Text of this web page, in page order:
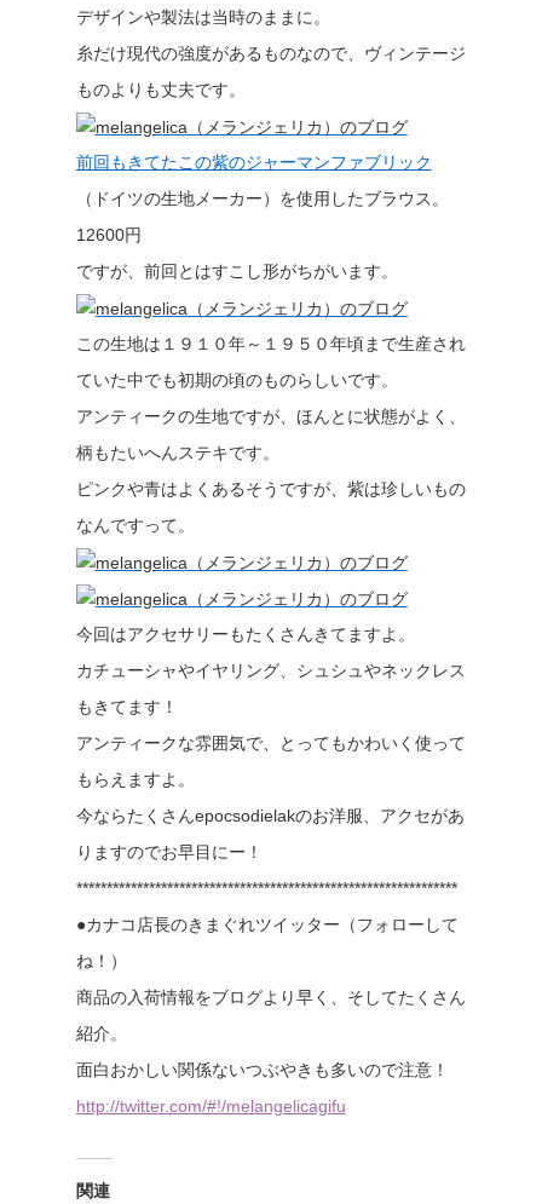
デザインや製法は当時のままに。
糸だけ現代の強度があるものなので、ヴィンテージ
ものよりも丈夫です。
前回もきてたこの紫のジャーマンファブリック
（ドイツの生地メーカー）を使用したブラウス。
12600円
ですが、前回とはすこし形がちがいます。
この生地は１９１０年～１９５０年頃まで生産され
ていた中でも初期の頃のものらしいです。
アンティークの生地ですが、ほんとに状態がよく、
柄もたいへんステキです。
ピンクや青はよくあるそうですが、紫は珍しいもの
なんですって。
今回はアクセサリーもたくさんきてますよ。
カチューシャやイヤリング、シュシュやネックレス
もきてます！
アンティークな雰囲気で、とってもかわいく使って
もらえますよ。
今ならたくさんepocsodielakのお洋服、アクセがあ
りますのでお早目にー！
***************************************************************
●カナコ店長のきまぐれツイッター（フォローして
ね！）
商品の入荷情報をブログより早く、そしてたくさん
紹介。
面白おかしい関係ないつぶやきも多いので注意！
http://twitter.com/#!/melangelicagifu
関連